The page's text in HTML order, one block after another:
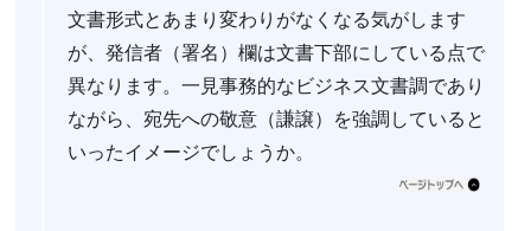
文書形式とあまり変わりがなくなる気がします
が、発信者（署名）欄は文書下部にしている点で
異なります。一見事務的なビジネス文書調であり
ながら、宛先への敬意（謙譲）を強調していると
いったイメージでしょうか。